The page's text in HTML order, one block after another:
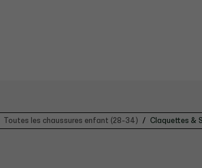
Toutes les chaussures enfant (28-34) Claquettes &